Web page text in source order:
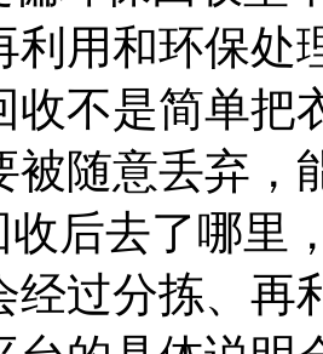
利用和环保处
收不是简单把
被随意丢弃，
收后去了哪里
经过分拣、再